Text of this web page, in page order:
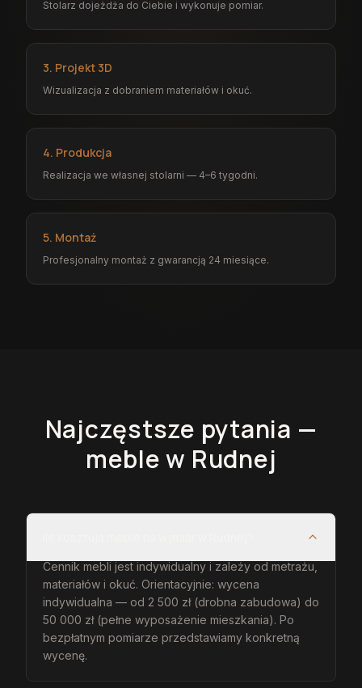
Stolarz dojeżdża do Ciebie i wykonuje pomiar.
3. Projekt 3D
Wizualizacja z dobraniem materiałów i okuć.
4. Produkcja
Realizacja we własnej stolarni — 4–6 tygodni.
5. Montaż
Profesjonalny montaż z gwarancją 24 miesiące.
Najczęstsze pytania —
meble w Rudnej
Cennik mebli jest indywidualny i zależy od metrażu,
materiałów i okuć. Orientacyjnie: wycena
indywidualna — od 2 500 zł (drobna zabudowa) do
50 000 zł (pełne wyposażenie mieszkania). Po
bezpłatnym pomiarze przedstawiamy konkretną
wycenę.